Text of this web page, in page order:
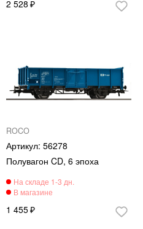
2 528
ROCO
56278
Полувагон CD, 6 эпоха
1 455